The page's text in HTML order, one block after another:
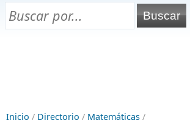
Chuletas para exámenes
Inicio / Directorio / Matemáticas /